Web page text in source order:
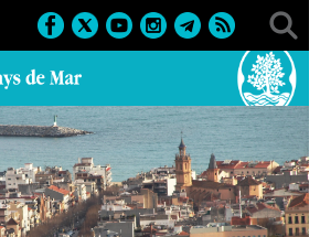
> Cultura > Agenda > 15-04-2016